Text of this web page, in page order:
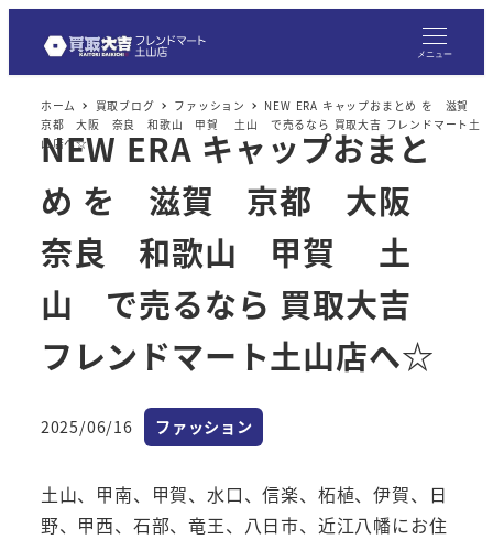
メニュー
ホーム 買取ブログ ファッション
NEW ERA キャップおまとめ を 滋賀
京都 大阪 奈良 和歌山 甲賀 土山 で売るなら 買取大吉 フレンドマート土
山店へ☆
NEW ERA キャップおまと
め を 滋賀 京都 大阪
奈良 和歌山 甲賀 土
山 で売るなら 買取大吉
フレンドマート土山店へ☆
投稿日
2025/06/16 カテゴリー
ファッション
土山、甲南、甲賀、水口、信楽、柘植、伊賀、日
野、甲西、石部、竜王、八日市、近江八幡にお住